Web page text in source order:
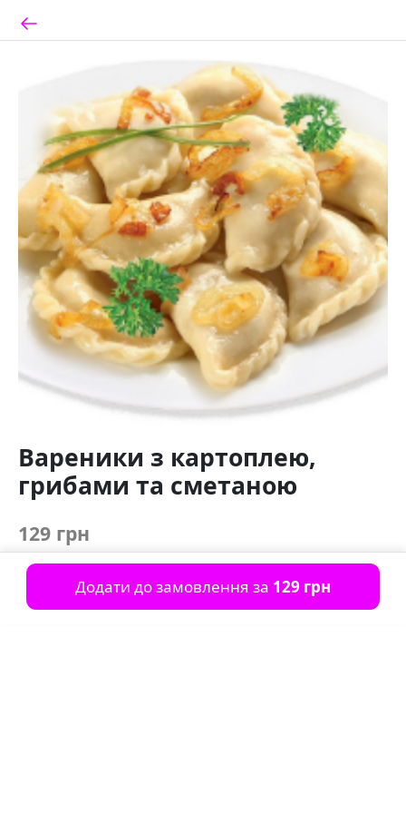
Вареники з картоплею,
грибами та сметаною
129 грн
Додати до замовлення за 129 грн